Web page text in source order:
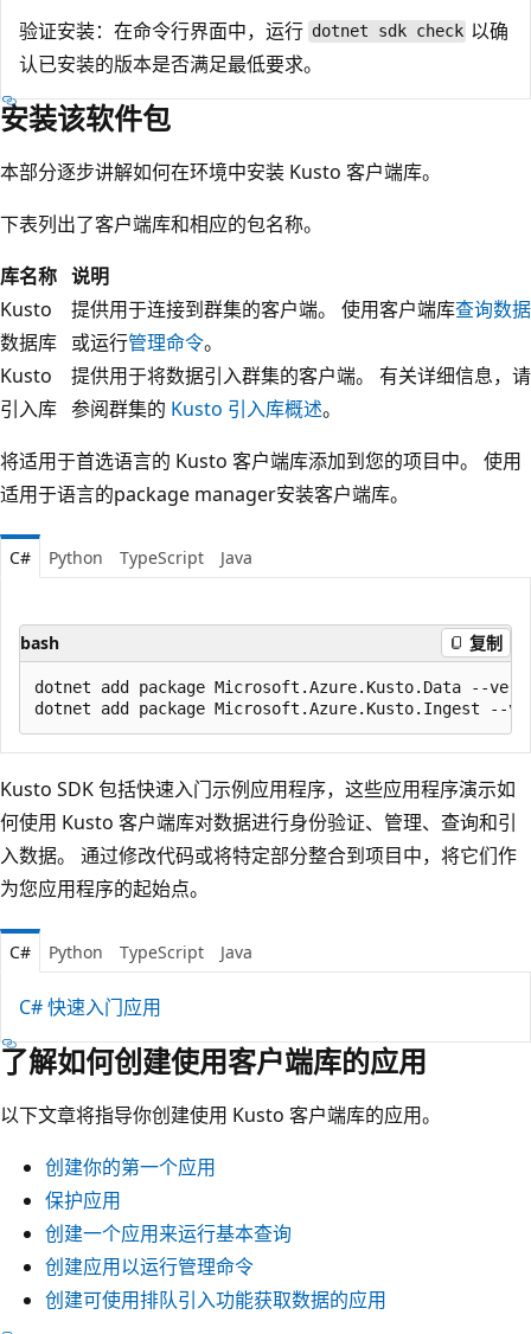
验证安装：在命令行界面中，运行 dotnet sdk check 以确
认已安装的版本是否满足最低要求。
安装该软件包
本部分逐步讲解如何在环境中安装 Kusto 客户端库。
下表列出了客户端库和相应的包名称。
库名称 说明
Kusto
数据库
提供用于连接到群集的客户端。 使用客户端库查询数据
或运行管理命令。
Kusto
引入库
提供用于将数据引入群集的客户端。 有关详细信息，请
参阅群集的 Kusto 引入库概述。
将适用于首选语言的 Kusto 客户端库添加到您的项目中。 使用
适用于语言的package manager安装客户端库。
C# Python TypeScript Java
bash 复制
dotnet add package Microsoft.Azure.Kusto.Data --
Kusto SDK 包括快速入门示例应用程序，这些应用程序演示如
何使用 Kusto 客户端库对数据进行身份验证、管理、查询和引
入数据。 通过修改代码或将特定部分整合到项目中，将它们作
为您应用程序的起始点。
C# Python TypeScript Java
C# 快速入门应用
了解如何创建使用客户端库的应用
以下文章将指导你创建使用 Kusto 客户端库的应用。
创建你的第一个应用
保护应用
创建一个应用来运行基本查询
创建应用以运行管理命令
创建可使用排队引入功能获取数据的应用